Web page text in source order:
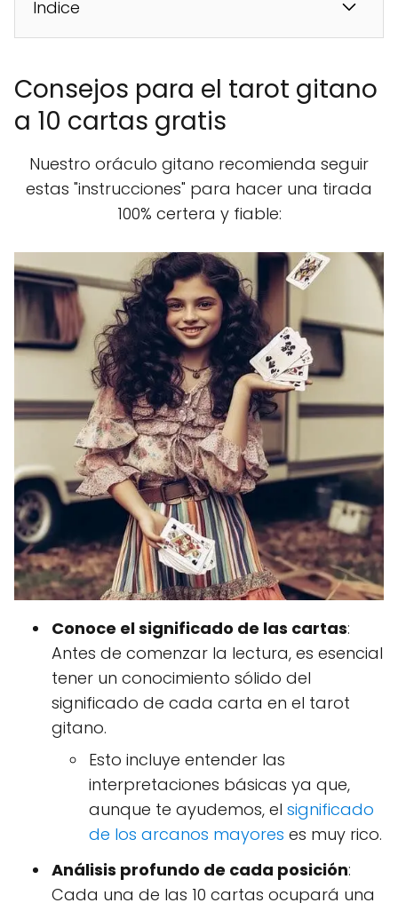
Indice
Consejos para el tarot gitano
a 10 cartas gratis
Nuestro oráculo gitano recomienda seguir
estas "instrucciones" para hacer una tirada
100% certera y fiable:
Conoce el significado de las cartas:
Antes de comenzar la lectura, es esencial
tener un conocimiento sólido del
significado de cada carta en el tarot
gitano.
Esto incluye entender las
interpretaciones básicas ya que,
aunque te ayudemos, el significado
de los arcanos mayores es muy rico.
Análisis profundo de cada posición:
Cada una de las 10 cartas ocupará una